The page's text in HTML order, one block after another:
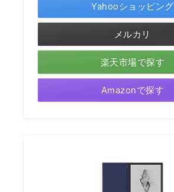
Yahooショッピング
メルカリ
楽天市場で探す
Amazonで探す